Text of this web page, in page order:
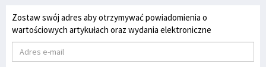
Zostaw swój adres aby otrzymywać powiadomienia o
wartościowych artykułach oraz wydania elektroniczne